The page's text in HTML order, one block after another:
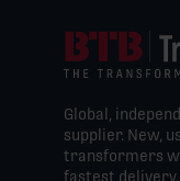
Global,
supplier. New,
transformers
fastest delivery.